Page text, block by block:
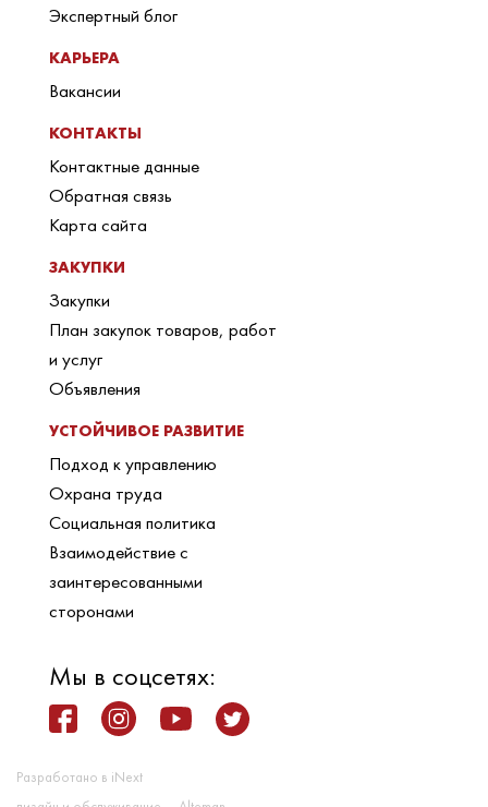
Экспертный блог
КАРЬЕРА
Вакансии
КОНТАКТЫ
Контактные данные
Обратная связь
Карта сайта
ЗАКУПКИ
Закупки
План закупок товаров, работ
и услуг
Объявления
УСТОЙЧИВОЕ РАЗВИТИЕ
Подход к управлению
Охрана труда
Социальная политика
Взаимодействие с
заинтересованными
сторонами
Мы в соцсетях:
Разработано в iNext